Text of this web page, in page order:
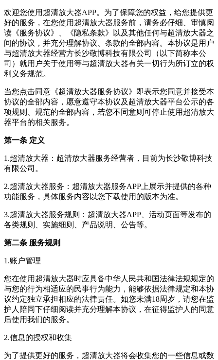
欢迎您使用 超清放大器APP。为了保障您的权益，给您提供更
好的服务，在您使用 超清放大器服务前，请务必仔细、审慎阅
读《服务协议》、《隐私条款》以及其他任何与超清放大器之
间的协议，并充分理解协议、条款的全部内容。本协议是用户
与超清放大器经营方长沙敬博科技有限公司
（以下简称本公
司）就用户关于使用等与超清放大器有关一切行为所订立的权
利义务规范。
当您点击同意《超清放大器服务协议》即表示您同意并接受本
协议的全部内容，愿意遵守本协议及 超清放大器平台公示的各
项规则、规范的全部内容，若您不同意则可停止使用 超清放大
器平台的相关服务。
第一条 定义
1.超清放大器 ： 超清放大器服务经营者，目前为长沙敬博科技
有限公司 。
2.超清放大器服务： 超清放大器服务APP上展示并提供的各种
功能服务，具体服务内容以您下载使用的版本为准。
3.超清放大器服务规则： 超清放大器APP、活动页面等发布的
各类规则、实施细则、产品说明、公告等。
第二条 服务规则
1.账户管理
您在使用 超清放大器时应具备中华人民共和国法律法规规定的
与您的行为相适应的民事行为能力，能够依据法律规定和本协
议约定独立承担相应的法律责任。如您未满18周岁，请您在监
护人陪同下仔细阅读并充分理解本协议，在征得监护人的同意
后使用我们的服务。
2.信息的授权和收集
为了提供更好的服务， 超清放大器将会收集您的一些信息或数